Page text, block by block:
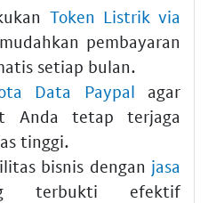
Token Listrik via
pembayaran
setiap bulan.
Data Paypal agar
Anda tetap terjaga
tinggi.
bisnis dengan jasa
terbukti efektif